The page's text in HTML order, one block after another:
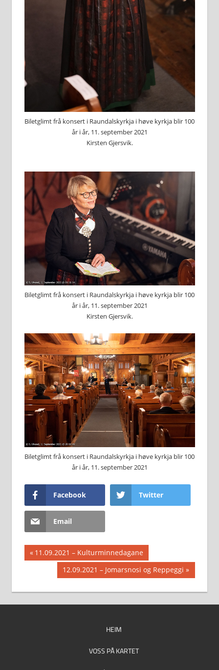
Biletglimt frå konsert i Raundalskyrkja i høve kyrkja blir 100
år i år, 11. september 2021
Kirsten Gjersvik.
Biletglimt frå konsert i Raundalskyrkja i høve kyrkja blir 100
år i år, 11. september 2021
Kirsten Gjersvik.
Biletglimt frå konsert i Raundalskyrkja i høve kyrkja blir 100
år i år, 11. september 2021
Facebook Twitter
Email
Innleggsnavigasjon
Previous
Post:
11.09.2021 – Kulturminnedagane
Next
Post:
12.09.2021 – Jomarsnosi og Reppeggi
HEIM
VOSS PÅ KARTET